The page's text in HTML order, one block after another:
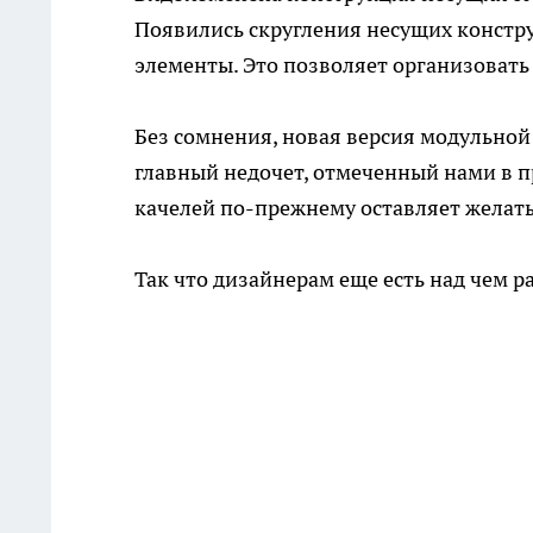
Появились скругления несущих
элементы. Это позволяет
Без сомнения, новая версия
главный недочет, отмеченный нами в
качелей по-прежнему оставляет
Так что дизайнерам еще есть над чем